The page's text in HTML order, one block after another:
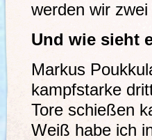
werden wir
Und wie sieht
Markus
kampfstarke
Tore schießen
Weiß habe ich